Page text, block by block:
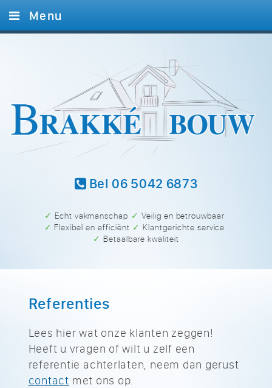
Bel 06 5042 6873
✓ Echt vakmanschap
✓ Veilig en betrouwbaar
✓ Flexibel en efficiënt
✓ Klantgerichte service
✓ Betaalbare kwaliteit
Menu
Referenties
Contact
Referenties
Lees hier wat onze klanten zeggen!
Heeft u vragen of wilt u zelf een
referentie achterlaten, neem dan gerust
contact met ons op.